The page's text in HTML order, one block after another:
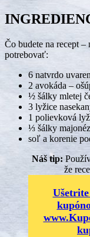
Čo budete na recept
potrebovať:
6 natvrdo
2 avokáda –
½ šálky mletej
3 lyžice
1 polievková
⅓ šálky
soľ a korenie
Náš tip:
že